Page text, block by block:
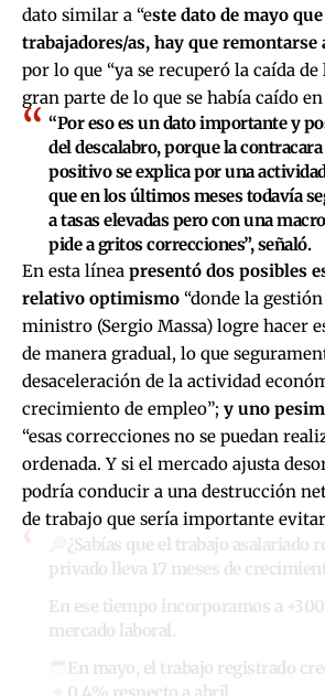
dato similar a “este dato de mayo
trabajadores/as, hay que remontarse
por lo que “ya se recuperó la caída
gran parte de lo que se había caído en
“Por eso es un dato importante y
del descalabro, porque la contracara
positivo se explica por una
que en los últimos meses todavía
a tasas elevadas pero con una
pide a gritos correcciones”, señaló.
En esta línea presentó dos posibles
relativo optimismo “donde la
ministro (Sergio Massa) logre hacer
de manera gradual, lo que
desaceleración de la actividad
crecimiento de empleo”; y uno
“esas correcciones no se puedan
ordenada. Y si el mercado ajusta
podría conducir a una destrucción
de trabajo que sería importante
¿Sabías que el trabajo asalariado
privado lleva 17 meses de
En ese tiempo incorporamos a
mercado laboral.
En mayo, el trabajo registrado